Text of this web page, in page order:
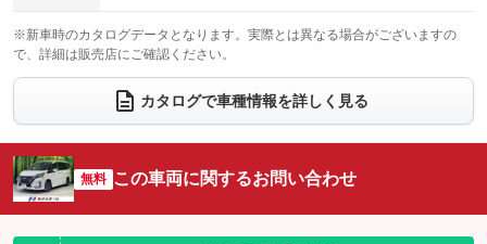
：装備なし ：装備なし
ウォークスルー
：装備あり
電動リアゲート フロントカメラ
：装備あり
：装備なし ：装備あり
サイドカメラ
：装備あり ルーフレール
：装備なし
：装備なし
：装備なし
※新車時のカタログデータとなります。実際とは異なる場合がございますの
で、詳細は販売店にご確認ください。
カタログで車種情報を詳しく見る
無料 この車両に関するお問い合わせ